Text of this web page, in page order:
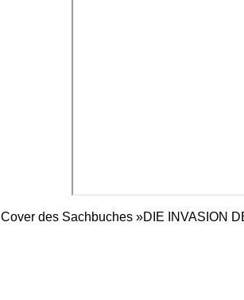
Cover des Sachbuches »DIE INVASION